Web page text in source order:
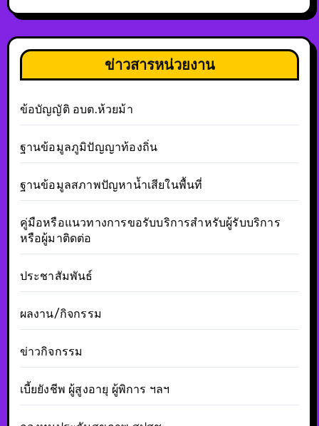
ข่าวสารหน่วยงาน
ข้อบัญญัติ อบต.ห้วยม้า
ฐานข้อมูลภูมิปัญญาท้องถิ่น
ฐานข้อมูลสภาพปัญหาน้ำเสียในพื้นที่
คู่มือหรือแนวทางการขอรับบริการสำหรับผู้รับบริการ
หรือผู้มาติดต่อ
ประชาสัมพันธ์
ผลงาน/กิจกรรม
ข่าวกิจกรรม
เบี้ยยังชีพ ผู้สูงอายุ ผู้พิการ ฯลฯ